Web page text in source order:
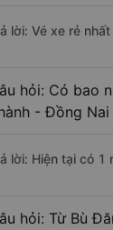
lời: Vé xe rẻ
hỏi: Có bao
- Đồng Nai
lời: Hiện tại có 1
hỏi: Từ Bù